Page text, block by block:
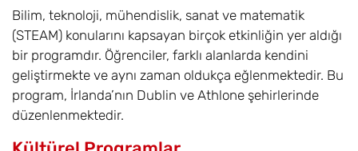
Bilim, teknoloji, mühendislik, sanat ve matematik
(STEAM) konularını kapsayan birçok etkinliğin yer aldığı
bir programdır. Öğrenciler, farklı alanlarda kendini
geliştirmekte ve aynı zaman oldukça eğlenmektedir. Bu
program, İrlanda’nın Dublin ve Athlone şehirlerinde
düzenlenmektedir.